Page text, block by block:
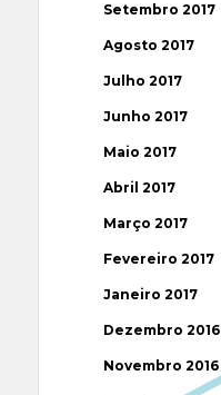
Setembro 2017
Agosto 2017
Julho 2017
Junho 2017
Maio 2017
Abril 2017
Março 2017
Fevereiro 2017
Janeiro 2017
Dezembro 2016
Novembro 2016